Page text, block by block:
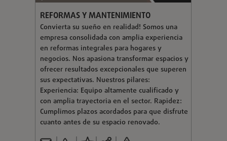
REFORMAS Y MANTENIMIENTO
Convierta su sueño en realidad! Somos una
empresa consolidada con amplia experiencia
en reformas integrales para hogares y
negocios. Nos apasiona transformar espacios y
ofrecer resultados excepcionales que superen
sus expectativas. Nuestros pilares:
Experiencia: Equipo altamente cualificado y
con amplia trayectoria en el sector. Rapidez:
Cumplimos plazos acordados para que disfrute
cuanto antes de su espacio renovado.